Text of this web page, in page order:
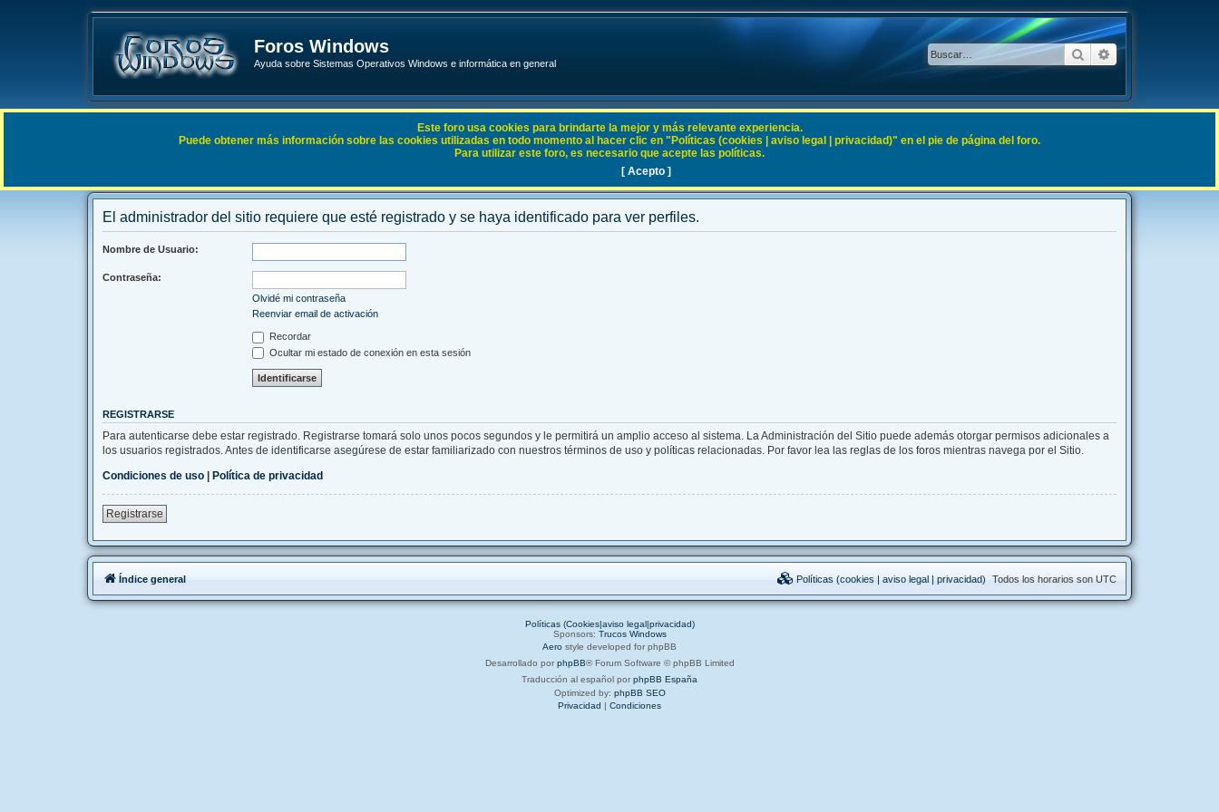
Foros Windows
Ayuda sobre Sistemas Operativos Windows e informática en general
BuscarBúsqueda
Enlaces rápidos FAQ
El administrador del sitio requiere que esté registrado y se haya identificado para ver perfiles.
Nombre de Usuario:
Contraseña:
Olvidé mi contraseña
Reenviar email de activación
Recordar
Ocultar mi estado de conexión en esta sesión
REGISTRARSE
Para autenticarse debe estar registrado. Registrarse tomará solo unos pocos segundos y le permitirá un amplio acceso al sistema. La Administración del Sitio puede además otorgar permisos adicionales a
los usuarios registrados. Antes de identificarse asegúrese de estar familiarizado con nuestros términos de uso y políticas relacionadas. Por favor lea las reglas de los foros mientras navega por el Sitio.
Condiciones de uso | Política de privacidad
Registrarse
Este foro usa cookies para brindarte la mejor y más relevante experiencia.
Puede obtener más información sobre las cookies utilizadas en todo momento al hacer clic en "Políticas (cookies | aviso legal | privacidad)" en el pie de página del foro.
Para utilizar este foro, es necesario que acepte las políticas.
[ Acepto ]
Índice general Todos los horarios son UTC
Políticas (cookies | aviso legal | privacidad)
Políticas (Cookies|aviso legal|privacidad)
Sponsors: Trucos Windows
Aero style developed for phpBB
Desarrollado por phpBB® Forum Software © phpBB Limited
Traducción al español por phpBB España
Optimized by: phpBB SEO
Privacidad | Condiciones